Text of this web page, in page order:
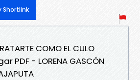
Shortlink
COMO EL CULO
PDF - LORENA GASCÓN